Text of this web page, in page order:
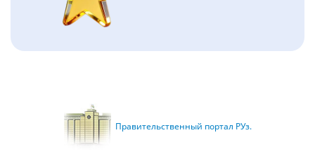
Правительственный портал РУз.